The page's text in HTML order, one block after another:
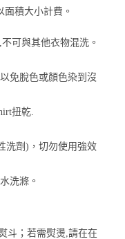
積大小計費。
可與其他衣物混洗。
免脫色或顏色染到沒
扭乾.
洗劑)，切勿使用強效
洗滌。
斗；若需熨燙,請在在